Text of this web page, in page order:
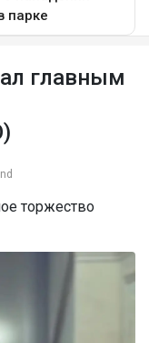
главным
торжество